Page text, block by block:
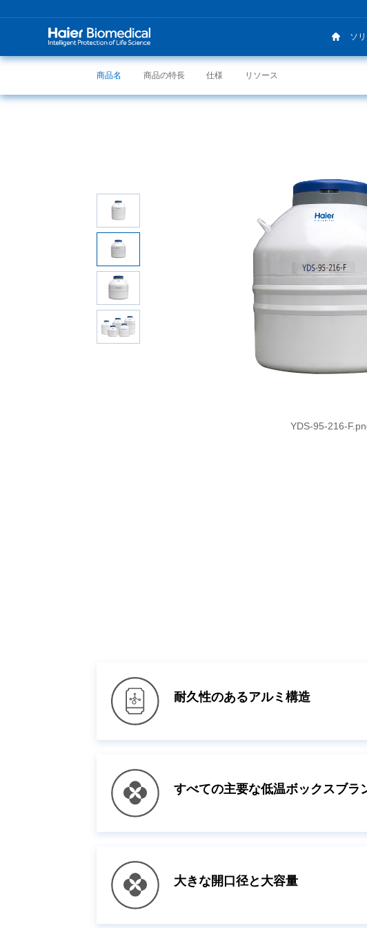
ソ
商品名 商品の特長 仕様 リソース
YDS-95-216-
耐久性のあるアルミ構造
すべての主要な低温ボックスブラ
大きな開口径と大容量